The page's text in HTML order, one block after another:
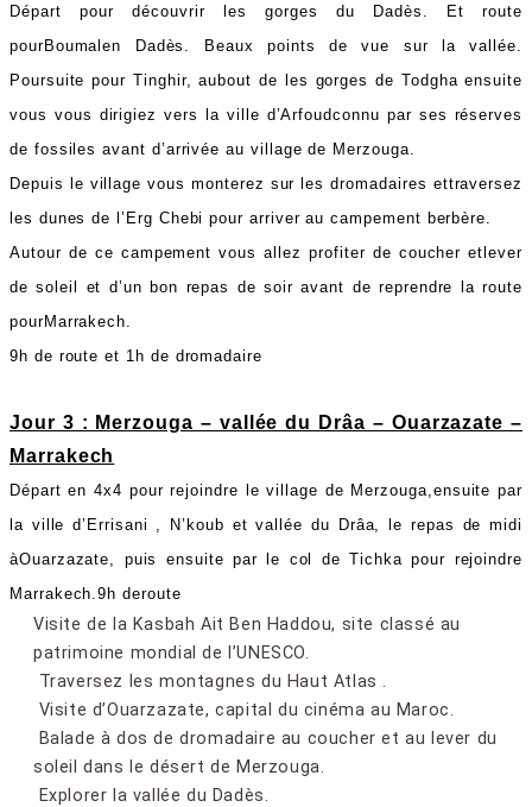
Départ pour découvrir les gorges du Dadès. Et route
pourBoumalen Dadès. Beaux points de vue sur la vallée.
Poursuite pour Tinghir, aubout de les gorges de Todgha ensuite
vous vous dirigiez vers la ville d’Arfoudconnu par ses réserves
de fossiles avant d’arrivée au village de Merzouga.
Depuis le village vous monterez sur les dromadaires ettraversez
les dunes de l’Erg Chebi pour arriver au campement berbère.
Autour de ce campement vous allez profiter de coucher etlever
de soleil et d’un bon repas de soir avant de reprendre la route
pourMarrakech.
9h de route et 1h de dromadaire
Jour 3 : Merzouga – vallée du Drâa – Ouarzazate –
Marrakech
Départ en 4x4 pour rejoindre le village de Merzouga,ensuite par
la ville d’Errisani , N’koub et vallée du Drâa, le repas de midi
àOuarzazate, puis ensuite par le col de Tichka pour rejoindre
Marrakech.9h deroute
Visite de la Kasbah Ait Ben Haddou, site classé au
patrimoine mondial de l’UNESCO.
Traversez les montagnes du Haut Atlas .
Visite d’Ouarzazate, capital du cinéma au Maroc.
Balade à dos de dromadaire au coucher et au lever du
soleil dans le désert de Merzouga.
Explorer la vallée du Dadès.